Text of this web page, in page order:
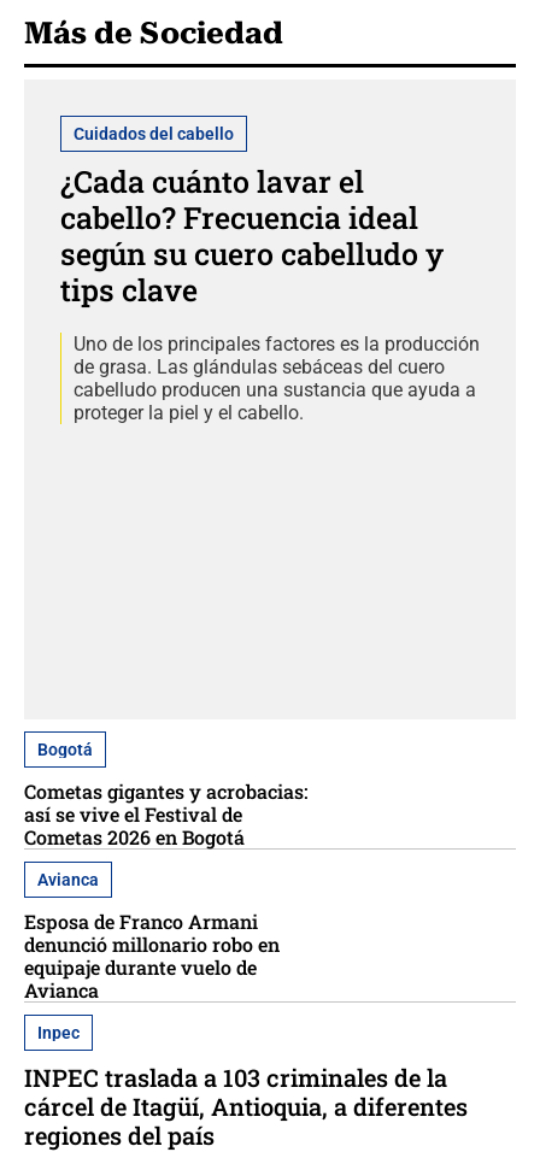
Más de Sociedad
Cuidados del cabello
¿Cada cuánto lavar el
cabello? Frecuencia ideal
según su cuero cabelludo y
tips clave
Uno de los principales factores es la producción
de grasa. Las glándulas sebáceas del cuero
cabelludo producen una sustancia que ayuda a
proteger la piel y el cabello.
Bogotá
Cometas gigantes y acrobacias:
así se vive el Festival de
Cometas 2026 en Bogotá
Avianca
Esposa de Franco Armani
denunció millonario robo en
equipaje durante vuelo de
Avianca
Inpec
INPEC traslada a 103 criminales de la
cárcel de Itagüí, Antioquia, a diferentes
regiones del país